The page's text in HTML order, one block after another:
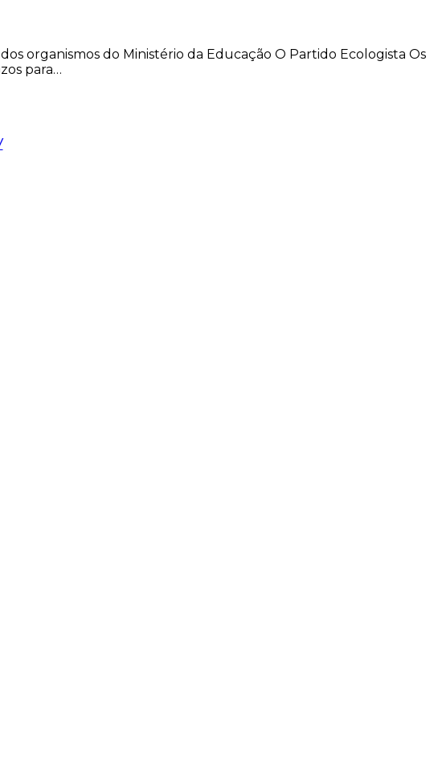
organismos do Ministério da Educação O Partido Ecologista Os
para…